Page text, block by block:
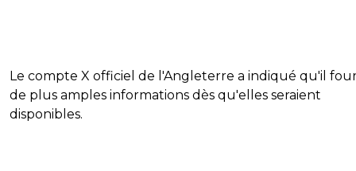
Le compte X officiel de l'Angleterre a indiqué qu'il
de plus amples informations dès qu'elles seraient
disponibles.